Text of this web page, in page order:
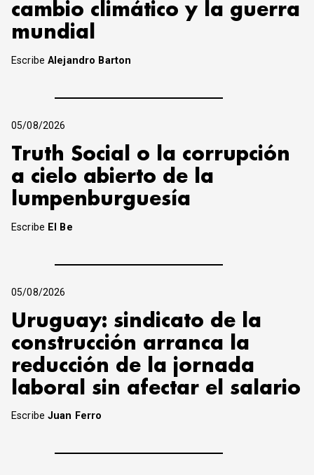
cambio climático y la guerra
mundial
EscribeAlejandro Barton
05/08/2026
Truth Social o la corrupción
a cielo abierto de la
lumpenburguesía
Escribe El Be
05/08/2026
Uruguay: sindicato de la
construcción arranca la
reducción de la jornada
laboral sin afectar el salario
EscribeJuan Ferro